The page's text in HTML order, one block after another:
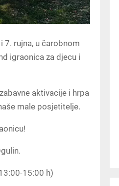
7. rujna, u čarobnom
igraonica za djecu i
aktivacije i hrpa
male posjetitelje.
15:00 h)